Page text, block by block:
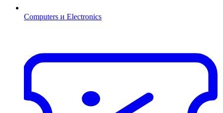
Computers и Electronics